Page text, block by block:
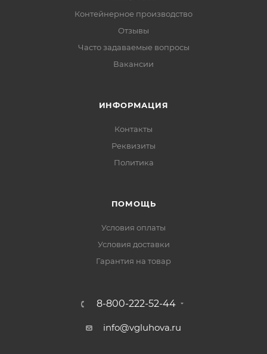
Контейнерное производство
Отзывы
Часто задаваемые вопросы
Вакансии
ИНФОРМАЦИЯ
Контакты
Реквизиты
Политика
ПОМОЩЬ
Условия оплаты
Условия доставки
Гарантия на товар
8-800-222-52-44
info@vgluhova.ru